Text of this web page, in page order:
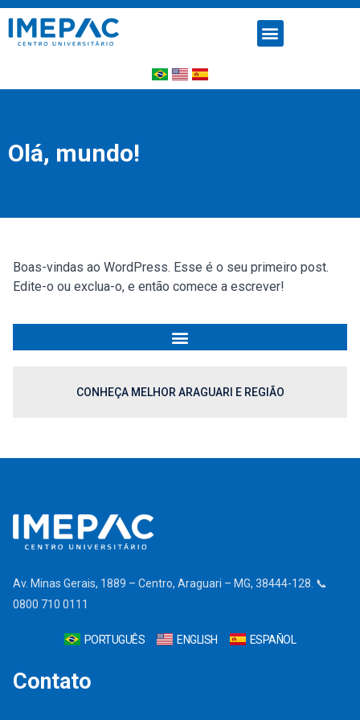
Olá, mundo!
Boas-vindas ao WordPress. Esse é o seu primeiro post.
Edite-o ou exclua-o, e então comece a escrever!
CONHEÇA MELHOR ARAGUARI E REGIÃO
Av. Minas Gerais, 1889 – Centro, Araguari – MG, 38444-128. 📞
0800 710 0111
PORTUGUÊS ENGLISH ESPAÑOL
Contato